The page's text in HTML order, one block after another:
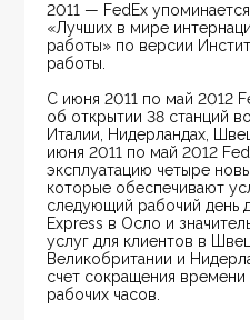
2011 — FedEx
«Лучших в мире
работы» по версии
работы.
С июня 2011 по май 2012
об открытии 38 станций
Италии, Нидерландах,
июня 2011 по май 2012
эксплуатацию четыре
которые обеспечивают
следующий рабочий день
Express в Осло и
услуг для клиентов в
Великобритании и
счет сокращения
рабочих часов.